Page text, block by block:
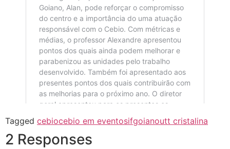
Tagged cebiocebio em eventosifgoianoutt cristalina
2 Responses